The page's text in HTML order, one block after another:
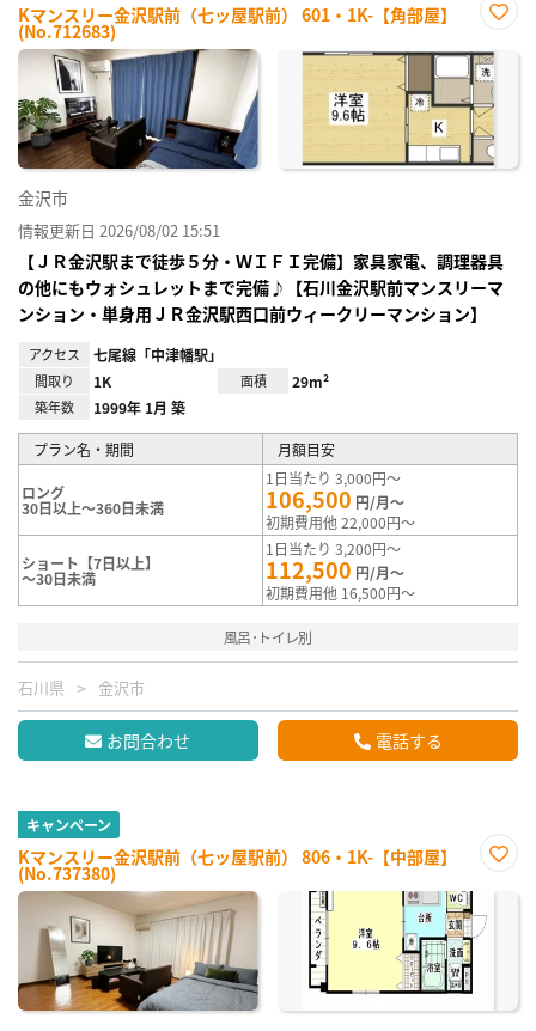
Kマンスリー金沢駅前（七ッ屋駅前） 601・1K-【角部屋】
(No.712683)
に入
り登
録
金沢市
情報更新日 2026/08/02 15:51
【ＪＲ金沢駅まで徒歩５分・ＷＩＦＩ完備】家具家電、調理器具
の他にもウォシュレットまで完備♪【石川金沢駅前マンスリーマ
ンション・単身用ＪＲ金沢駅西口前ウィークリーマンション】
アクセス 七尾線「中津幡駅」
間取り 1K 面積 29m²
築年数 1999年 1月 築
プラン名・期間 月額目安
ロング
30日以上～360日未満
1日当たり 3,000円～
106,500 円/月～
初期費用他 22,000円～
ショート【7日以上】
～30日未満
1日当たり 3,200円～
112,500 円/月～
初期費用他 16,500円～
風呂･トイレ別
石川県 金沢市
お問合わせ 電話する
キャンペーン
Kマンスリー金沢駅前（七ッ屋駅前） 806・1K-【中部屋】
(No.737380)
に入
り登
録